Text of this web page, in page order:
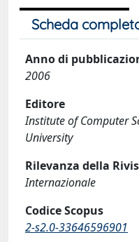
Scheda
Anno di
2006
Editore
Institute of Computer
University
Rilevanza della
Internazionale
Codice Scopus
2-s2.0-33646596901